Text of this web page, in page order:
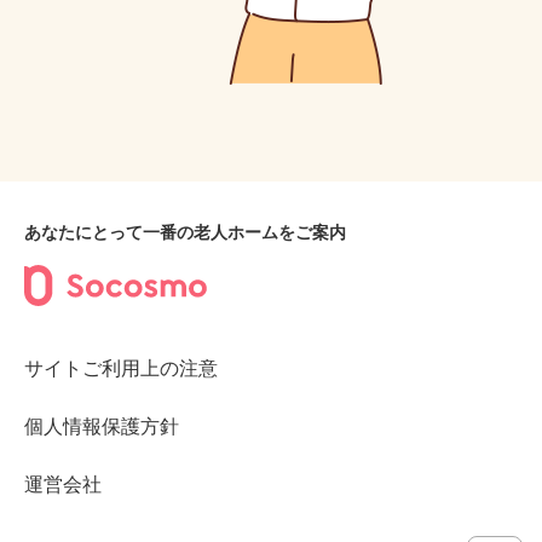
あなたにとって一番の老人ホームをご案内
サイトご利用上の注意
個人情報保護方針
運営会社